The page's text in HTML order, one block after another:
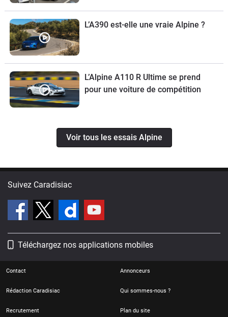
L’A390 est-elle une vraie Alpine ?
L’Alpine A110 R Ultime se prend
pour une voiture de compétition
Voir tous les essais Alpine
Suivez Caradisiac
Téléchargez nos applications mobiles
Contact Annonceurs
Rédaction Caradisiac Qui sommes-nous ?
Recrutement Plan du site